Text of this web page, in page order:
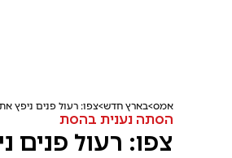
אמס בארץ חדש צפו: רעול פנים ניפץ
הסתה נענית בהסת
צפו: רעול פנים